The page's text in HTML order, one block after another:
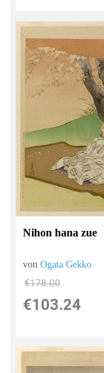
Nihon hana zue
vonOgata Gekko
€178.00
€103.24